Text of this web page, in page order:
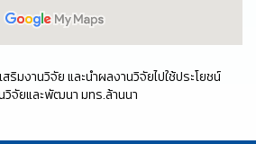
ริมงานวิจัย และนำผลงานวิจัยไปใช้ประโยชน์
วิจัยและพัฒนา มทร.ล้านนา